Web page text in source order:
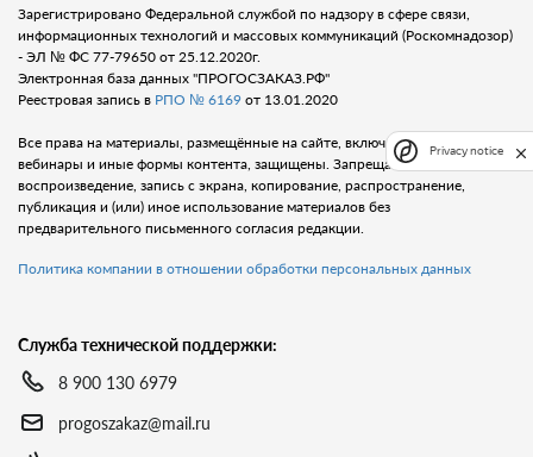
Зарегистрировано Федеральной службой по надзору в сфере связи,
информационных технологий и массовых коммуникаций (Роскомнадозор)
- ЭЛ № ФС 77-79650 от 25.12.2020г.
Электронная база данных "ПРОГОСЗАКАЗ.РФ"
Реестровая запись в РПО № 6169 от 13.01.2020
Все права на материалы, размещённые на сайте, включая тексты, видео,
вебинары и иные формы контента, защищены. Запрещается любое
воспроизведение, запись с экрана, копирование, распространение,
публикация и (или) иное использование материалов без
предварительного письменного согласия редакции.
Политика компании в отношении обработки персональных данных
Служба технической поддержки:
8 900 130 6979
progoszakaz@mail.ru
Privacy notice